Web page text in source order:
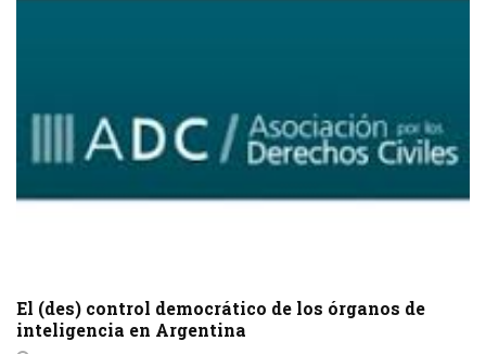
El (des) control democrático de los órganos de
inteligencia en Argentina